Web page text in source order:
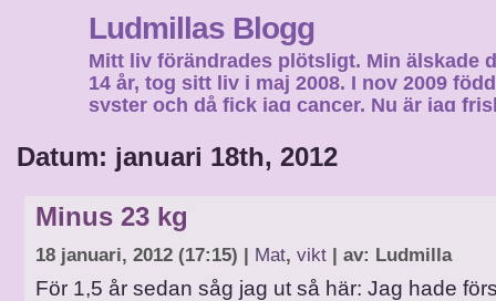
Ludmillas Blogg
Mitt liv förändrades plötsligt. Min älskade
14 år, tog sitt liv i maj 2008. I nov 2009
syster och då fick jag cancer. Nu är jag
Datum: januari 18th, 2012
Minus 23 kg
18 januari, 2012 (17:15) | Mat, vikt | av: Ludmilla
För 1,5 år sedan såg jag ut så här: Jag hade